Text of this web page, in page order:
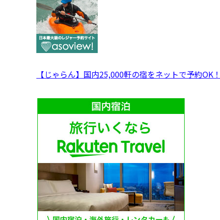
【じゃらん】国内25,000軒の宿をネットで予約OK